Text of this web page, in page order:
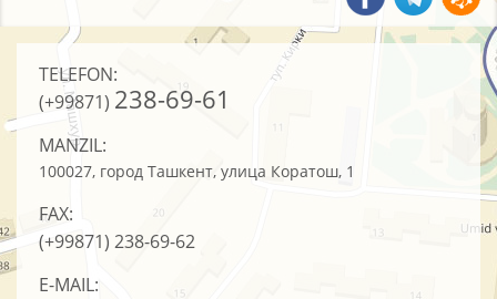
TELEFON:
(+99871) 238-69-61
MANZIL:
100027, город Ташкент, улица Коратош, 1
FAX:
(+99871) 238-69-62
E-MAIL: